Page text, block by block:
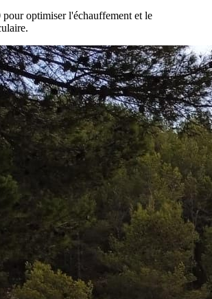
optimiser l'échauffement et le